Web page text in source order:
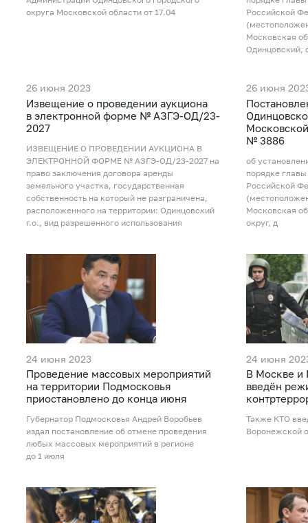
округа Московской области от 17.04
Российской
Московская
Одинцовский,
26 июня 2023
Извещение о проведении аукциона
в электронной форме № АЗГЭ-ОД/23-
2027
ИЗВЕЩЕНИЕ О ПРОВЕДЕНИИ АУКЦИОНА В
ЭЛЕКТРОННОЙ ФОРМЕ № АЗГЭ-ОД/23-2027 на
право заключения договора аренды
земельного участка, государственная
собственность на который не разграничена,
расположенного на территории: Одинцовский
г.о., вид разрешенного использования
26 июня
№ 3886
об
порядке
Российской
Московская
округ, д
24 июня 2023
Проведение массовых мероприятий
на территории Подмосковья
приостановлено до конца июня
Губернатор Подмосковья Андрей Воробьев
издал постановление об отмене проведения
любых массовых мероприятий в регионе
до 1 июля
24 июня
В Москве и
введён
Также КТО
Воронежской